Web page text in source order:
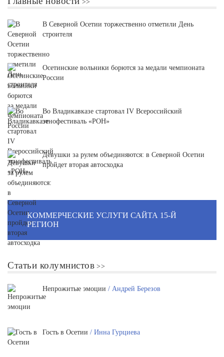
В Северной Осетии торжественно отметили День
строителя
Осетинские вольники борются за медали чемпионата
России
Во Владикавказе стартовал IV Всероссийский
этнофестиваль «РОН»
Девушки за рулем объединяются: в Северной Осетии
пройдет вторая автосходка
КОММЕРЧЕСКИЕ УСЛУГИ САЙТА 15-Й
РЕГИОН
Статьи колумнистов
Непрожитые эмоции / Андрей Березов
Гость в Осетии / Инна Гурциева